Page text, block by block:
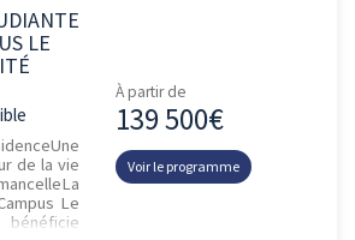
LE
de la vie
Le
À partir de
139 500€
Voir le programme